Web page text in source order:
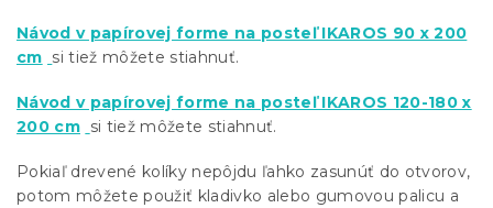
Návod v papírovej forme na posteľ IKAROS 90 x 200
cm si tiež môžete stiahnuť.
Návod v papírovej forme na posteľ IKAROS 120-180 x
200 cm si tiež môžete stiahnuť.
Pokiaľ drevené kolíky nepôjdu ľahko zasunúť do otvorov,
potom môžete použiť kladivko alebo gumovou palicu a